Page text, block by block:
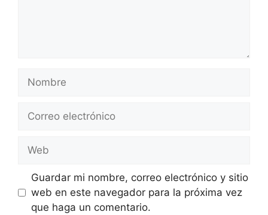
Nombre
Correo
Web
Guardar mi nombre, correo electrónico y sitio
web en este navegador para la próxima vez
que haga un comentario.